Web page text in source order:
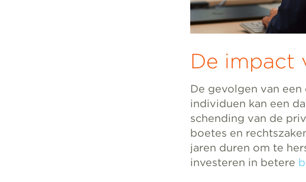
De impact
De gevolgen van
individuen kan een
schending van de
boetes en
jaren duren om te
investeren in betere